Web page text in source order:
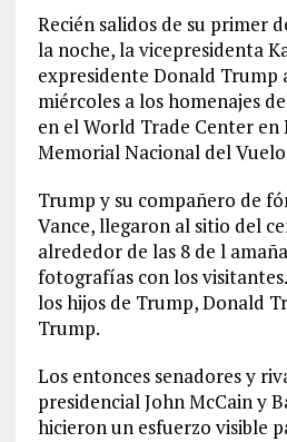
Recién salidos de su primer
la noche, la vicepresidenta
expresidente Donald Trump
miércoles a los homenajes
en el World Trade Center en
Memorial Nacional del Vuelo
Trump y su compañero de
Vance, llegaron al sitio del
alrededor de las 8 de l
fotografías con los
los hijos de Trump, Donald
Trump.
Los entonces senadores y
presidencial John McCain y
hicieron un esfuerzo visible